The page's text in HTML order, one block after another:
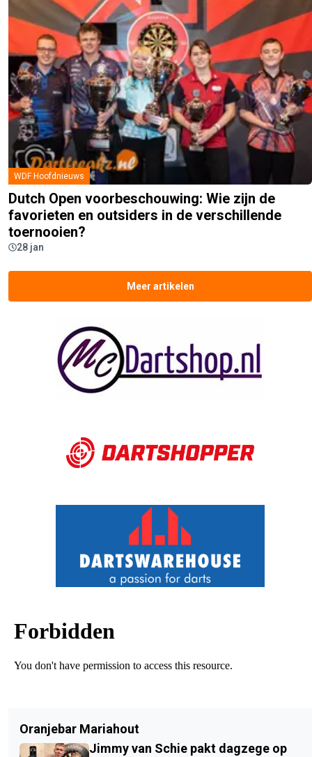
WDF Hoofdnieuws
Dutch Open voorbeschouwing: Wie zijn de
favorieten en outsiders in de verschillende
toernooien?
28 jan
Meer artikelen
Oranjebar Mariahout
Jimmy van Schie pakt dagzege op